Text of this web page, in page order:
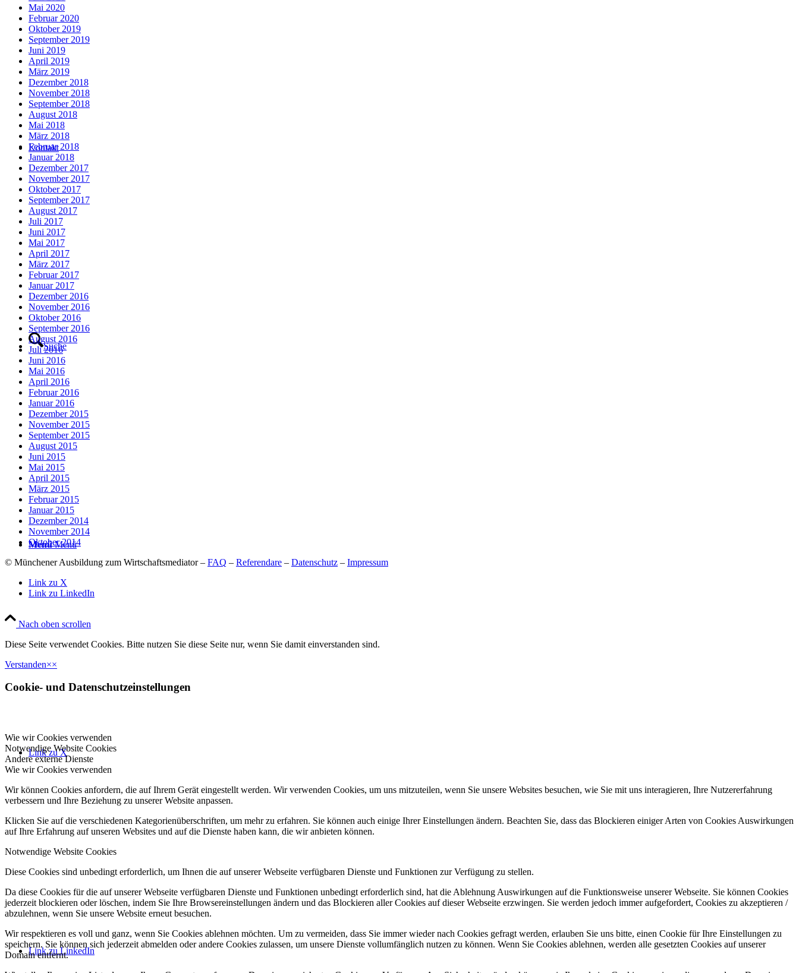
Kontakt
Suche
Menü Menü
Link zu X
Link zu LinkedIn
Mai 2020
Februar 2020
Oktober 2019
September 2019
Juni 2019
April 2019
März 2019
Dezember 2018
November 2018
September 2018
August 2018
Mai 2018
März 2018
Februar 2018
Januar 2018
Dezember 2017
November 2017
Oktober 2017
September 2017
August 2017
Juli 2017
Juni 2017
Mai 2017
April 2017
März 2017
Februar 2017
Januar 2017
Dezember 2016
November 2016
Oktober 2016
September 2016
August 2016
Juli 2016
Juni 2016
Mai 2016
April 2016
Februar 2016
Januar 2016
Dezember 2015
November 2015
September 2015
August 2015
Juni 2015
Mai 2015
April 2015
März 2015
Februar 2015
Januar 2015
Dezember 2014
November 2014
Oktober 2014
© Münchener Ausbildung zum Wirtschaftsmediator – FAQ – Referendare – Datenschutz – Impressum
Link zu X
Link zu LinkedIn
Nach oben scrollen
Diese Seite verwendet Cookies. Bitte nutzen Sie diese Seite nur, wenn Sie damit einverstanden sind.
Verstanden××
Cookie- und Datenschutzeinstellungen
Wie wir Cookies verwenden
Notwendige Website Cookies
Andere externe Dienste
Wie wir Cookies verwenden
Wir können Cookies anfordern, die auf Ihrem Gerät eingestellt werden. Wir verwenden Cookies, um uns mitzuteilen, wenn Sie unsere Websites besuchen, wie Sie mit uns interagieren, Ihre Nutzererfahrung
verbessern und Ihre Beziehung zu unserer Website anpassen.
Klicken Sie auf die verschiedenen Kategorienüberschriften, um mehr zu erfahren. Sie können auch einige Ihrer Einstellungen ändern. Beachten Sie, dass das Blockieren einiger Arten von Cookies Auswirkungen
auf Ihre Erfahrung auf unseren Websites und auf die Dienste haben kann, die wir anbieten können.
Notwendige Website Cookies
Diese Cookies sind unbedingt erforderlich, um Ihnen die auf unserer Webseite verfügbaren Dienste und Funktionen zur Verfügung zu stellen.
Da diese Cookies für die auf unserer Webseite verfügbaren Dienste und Funktionen unbedingt erforderlich sind, hat die Ablehnung Auswirkungen auf die Funktionsweise unserer Webseite. Sie können Cookies
jederzeit blockieren oder löschen, indem Sie Ihre Browsereinstellungen ändern und das Blockieren aller Cookies auf dieser Webseite erzwingen. Sie werden jedoch immer aufgefordert, Cookies zu akzeptieren /
abzulehnen, wenn Sie unsere Website erneut besuchen.
Wir respektieren es voll und ganz, wenn Sie Cookies ablehnen möchten. Um zu vermeiden, dass Sie immer wieder nach Cookies gefragt werden, erlauben Sie uns bitte, einen Cookie für Ihre Einstellungen zu
speichern. Sie können sich jederzeit abmelden oder andere Cookies zulassen, um unsere Dienste vollumfänglich nutzen zu können. Wenn Sie Cookies ablehnen, werden alle gesetzten Cookies auf unserer
Domain entfernt.